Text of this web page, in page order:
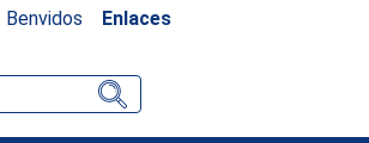
Benvidos Enlaces